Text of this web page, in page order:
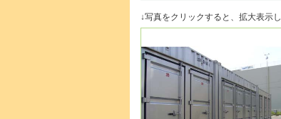
↓写真をクリックすると、拡大表示し